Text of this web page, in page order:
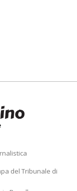
del Tribunale di